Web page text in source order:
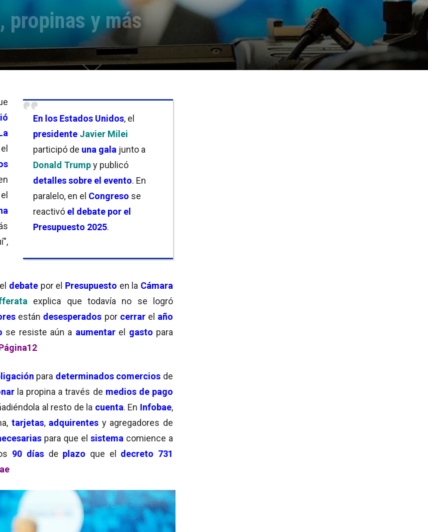
propinas y más
En los Estados Unidos, el
presidente Javier Milei
participó de una gala junto a
Donald Trumpy publicó
detalles sobre el evento. En
paralelo, en el Congreso se
reactivó el debate por el
Presupuesto 2025.
debatepor el Presupuesto en la Cámara
explica que todavía no se logró
están desesperados por cerrar el año
se resiste aún a aumentar el gasto para
para determinados comercios de
la propina a través de medios de pago
al resto de la cuenta. En Infobae,
tarjetas, adquirentes y agregadores de
para que el sistema comience a
90 días de plazo que el decreto 731